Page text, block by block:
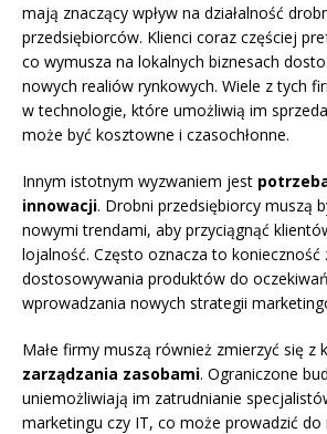
mają znaczący wpływ na działalność
przedsiębiorców. Klienci coraz częściej
co wymusza na lokalnych biznesach
nowych realiów rynkowych. Wiele z tych
w technologie, które umożliwią im
może być kosztowne i czasochłonne.
Innym istotnym wyzwaniem jest
innowacji. Drobni przedsiębiorcy muszą
nowymi trendami, aby przyciągnąć
lojalność. Często oznacza to konieczność
dostosowywania produktów do
wprowadzania nowych strategii
Małe firmy muszą również zmierzyć się z
zarządzania zasobami. Ograniczone
uniemożliwiają im zatrudnianie
marketingu czy IT, co może prowadzić